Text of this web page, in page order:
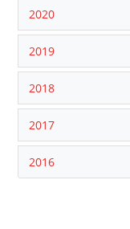
2020
2019
2018
2017
2016